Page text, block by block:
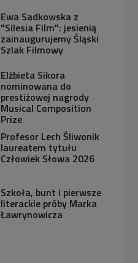
Ewa Sadkowska z
"Silesia Film": jesienią
zainaugurujemy Śląski
Szlak Filmowy
Elżbieta Sikora
nominowana do
prestiżowej nagrody
Musical Composition
Prize
Profesor Lech Śliwonik
laureatem tytułu
Człowiek Słowa 2026
Szkoła, bunt i pierwsze
literackie próby Marka
Ławrynowicza